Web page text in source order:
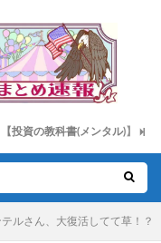
【投資の教科書(メンタル)】
テルさん、大復活してて草！？